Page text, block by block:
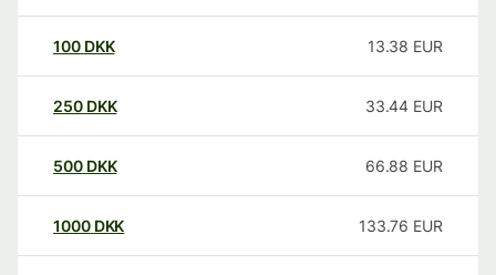
100 DKK 13.38 EUR
250 DKK 33.44 EUR
500 DKK 66.88 EUR
1000 DKK 133.76 EUR